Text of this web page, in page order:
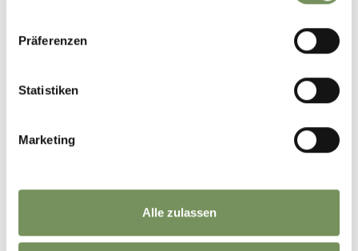
Präferenzen
Statistiken
Marketing
Alle zulassen